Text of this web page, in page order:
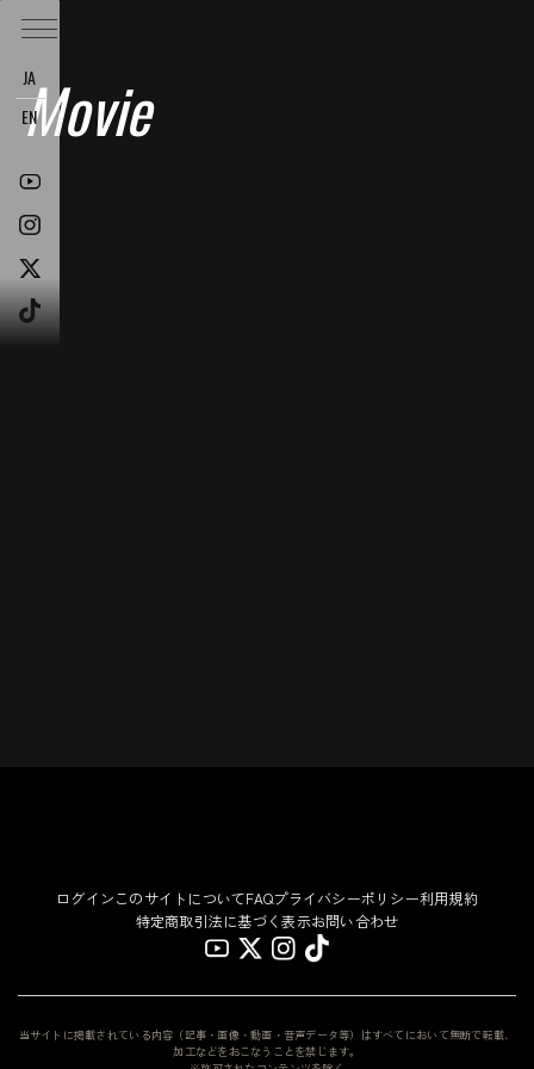
JA
EN
Movie
ログインこのサイトについてFAQプライバシーポリシー利用規約
特定商取引法に基づく表示お問い合わせ
当サイトに掲載されている内容（記事・画像・動画・音声データ等）はすべてにおいて無断で転載、
加工などをおこなうことを禁じます。